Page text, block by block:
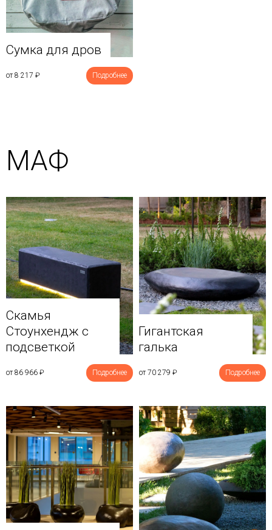
Сумка для дров
от 8 217 ₽ Подробнее
МАФ
Скамья
Стоунхендж с
подсветкой
от 86 966 ₽ Подробнее
Гигантская
галька
от 70 279 ₽ Подробнее